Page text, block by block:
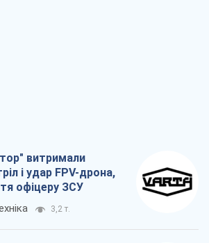
витримали
і удар FPV-дрона,
офіцеру ЗСУ
3,2 т.